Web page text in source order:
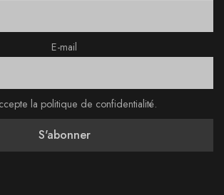
E-mail
la politique de confidentialité.